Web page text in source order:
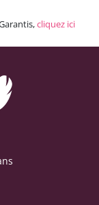
cliquez ici